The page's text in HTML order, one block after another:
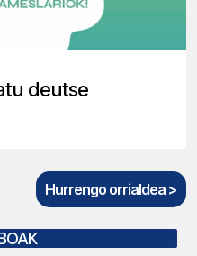
deutse
Hurrengo orrialdea >